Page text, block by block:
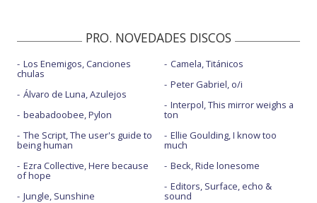
PRO. NOVEDADES DISCOS
Los Enemigos, Canciones
chulas
Álvaro de Luna, Azulejos
beabadoobee, Pylon
The Script, The user's guide to
being human
Ezra Collective, Here because
of hope
Jungle, Sunshine
Camela, Titánicos
Peter Gabriel, o/i
Interpol, This mirror weighs a
ton
Ellie Goulding, I know too
much
Beck, Ride lonesome
Editors, Surface, echo &
sound